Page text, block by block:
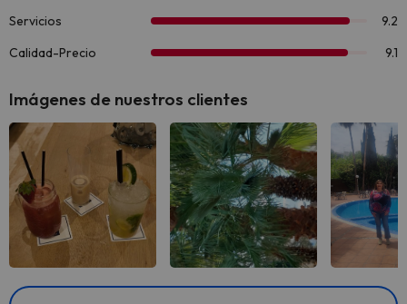
Imágenes de nuestros clientes